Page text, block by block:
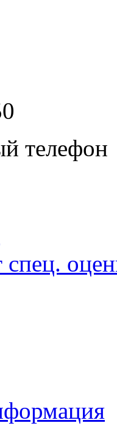
телефон
спец.